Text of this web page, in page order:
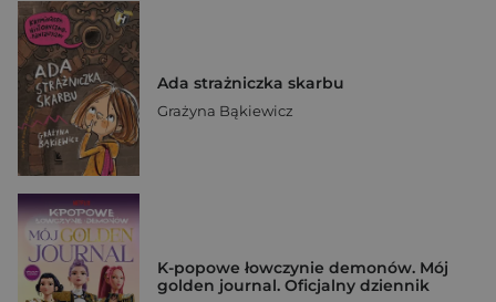
Ada strażniczka skarbu
Grażyna Bąkiewicz
K-popowe łowczynie demonów. Mój
golden journal. Oficjalny dziennik